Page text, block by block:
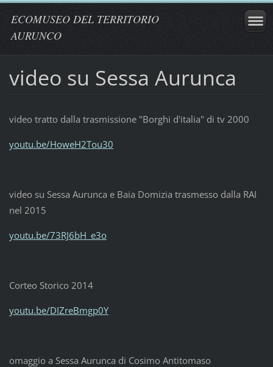
ECOMUSEO DEL TERRITORIO
AURUNCO
video su Sessa Aurunca
video tratto dalla trasmissione "Borghi d'italia" di tv 2000
youtu.be/HoweH2Tou30
video su Sessa Aurunca e Baia Domizia trasmesso dalla RAI
nel 2015
youtu.be/73RJ6bH_e3o
Corteo Storico 2014
youtu.be/DIZreBmgp0Y
omaggio a Sessa Aurunca di Cosimo Antitomaso